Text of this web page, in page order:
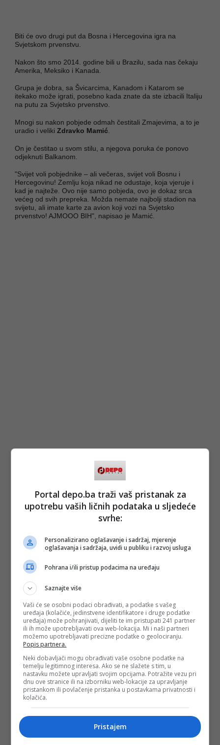
Biti će ovo drugi put da Bosna i Hercegovina igra na
Svjetskom prvenstvu.
Nakon što smo 2014. godine bili u Brazilu, sada nas čekaju
Amerika, Meksiko i Kanada.
Grupa je dobra, sa Švicarcima, Kanadom i Katarom se
itekako može igrati, posebno kada znate da ste izbacili Italiju
na putu za Svjetsko prvenstvo.
Mnogi su nakon pobjede odmah čestitali Zmajevima, a to je
uradio i veliki Zdravko Mamić
On je čestitao u svom stilu, a njegova poruka će ponovo
odjeknuti Balkanom.
"Svijet voli pobjednike – ali večeras, svijet voli Bosnu i
Hercegovinu! Zemlju koja nikad ne odustaje, koja vjeruje i
kad je najteže. Ovo nije samo pobjeda, ovo je dokaz srca
većeg od svih prepreka. Možda nemate najbolji stadion na
svijetu, ali imate karte za avion koji vozi na Svjetsko
prvenstvo! AJMOOO BIH", napisao je Mamić.
PODIJELI NA
pratite putem društvenih mreža
Portal depo.ba traži vaš pristanak za
upotrebu vaših ličnih podataka u sljedeće
svrhe:
Personalizirano oglašavanje i sadržaj, mjerenje
oglašavanja i sadržaja, uvidi u publiku i razvoj usluga
Pohrana i/ili pristup podacima na uređaju
Saznajte više
Vaši će se osobni podaci obrađivati, a podatke s vašeg
uređaja (kolačiće, jedinstvene identifikatore i druge podatke
uređaja) može pohranjivati, dijeliti te im pristupati 241 partner
ili ih može upotrebljavati ova web-lokacija. Mi i naši partneri
možemo upotrebljavati precizne podatke o geolociranju.
Popis partnera.
Neki dobavljači mogu obrađivati vaše osobne podatke na
temelju legitimnog interesa. Ako se ne slažete s tim, u
nastavku možete upravljati svojim opcijama. Potražite vezu pri
dnu ove stranice ili na izborniku web-lokacije za upravljanje
pristankom ili povlačenje pristanka u postavkama privatnosti i
kolačića.
Pristajem